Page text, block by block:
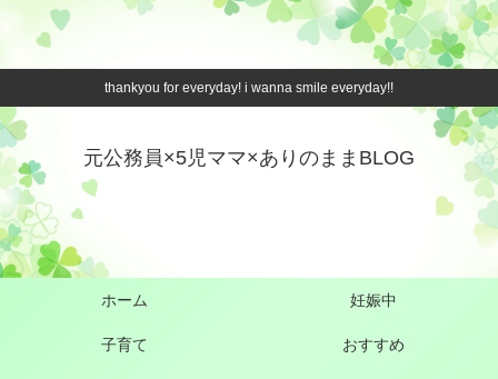
thankyou for everyday! i wanna smile everyday!!
元公務員×5児ママ×ありのままBLOG
ホーム 妊娠中
子育て おすすめ